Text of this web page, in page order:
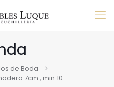
de Boda
7cm., min.10